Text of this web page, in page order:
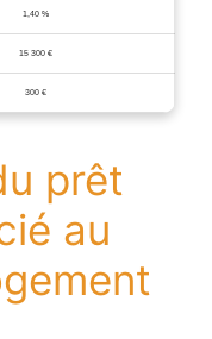
1,40 %
15 300 €
300 €
prêt
au